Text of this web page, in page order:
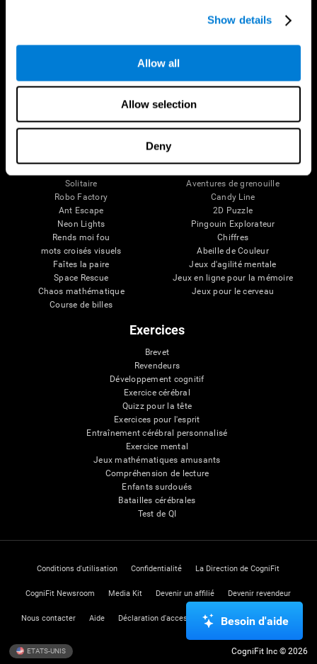
Show details
Allow all
Allow selection
Deny
Entraînement adultes âgés
Mini-mots croisés
Solitaire
Robo Factory
Ant Escape
Neon Lights
Rends moi fou
mots croisés visuels
Faîtes la paire
Space Rescue
Chaos mathématique
Course de billes
Scrambled
Trouvez votre animal de compagnie
Aventures de grenouille
Candy Line
2D Puzzle
Pingouin Explorateur
Chiffres
Abeille de Couleur
Jeux d'agilité mentale
Jeux en ligne pour la mémoire
Jeux pour le cerveau
Exercices
Brevet
Revendeurs
Développement cognitif
Exercice cérébral
Quizz pour la tête
Exercices pour l'esprit
Entraînement cérébral personnalisé
Exercice mental
Jeux mathématiques amusants
Compréhension de lecture
Enfants surdoués
Batailles cérébrales
Test de QI
Conditions d'utilisation Confidentialité La Direction de CogniFit
CogniFit Newsroom Media Kit Devenir un affilié Devenir revendeur
Nous contacter Aide Déclaration d'accessibilité Centre de Confiance
ETATS-UNIS CogniFit Inc © 2026
Besoin d'aide